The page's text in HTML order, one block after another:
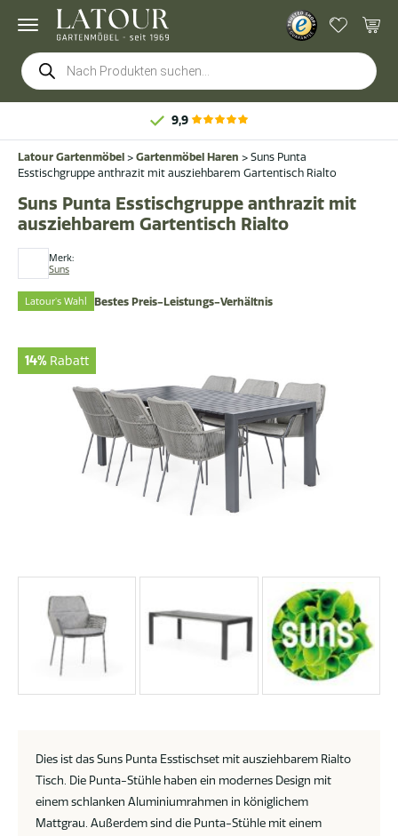
Products
search
9,9
Latour Gartenmöbel > Gartenmöbel Haren > Suns Punta
Esstischgruppe anthrazit mit ausziehbarem Gartentisch Rialto
Merk:
Suns
Suns Punta Esstischgruppe anthrazit mit
ausziehbarem Gartentisch Rialto
Latour's Wahl Bestes Preis-Leistungs-Verhältnis
14% Rabatt
Dies ist das Suns Punta Esstischset mit ausziehbarem Rialto
Tisch. Die Punta-Stühle haben ein modernes Design mit
einem schlanken Aluminiumrahmen in königlichem
Mattgrau. Außerdem sind die Punta-Stühle mit einem